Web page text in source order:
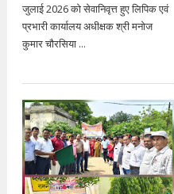
जुलाई 2026 को सेवानिवृत्त हुए लिपिक एवं
प्रभारी कार्यालय अधीक्षक श्री मनोज
कुमार चौरसिया ...